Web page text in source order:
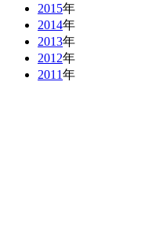
2015年
2014年
2013年
2012年
2011年